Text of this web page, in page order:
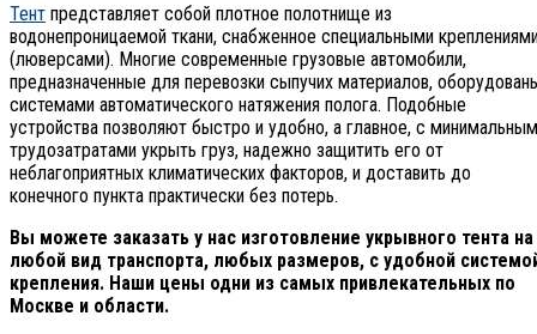
Тент представляет собой плотное полотнище из
водонепроницаемой ткани, снабженное специальными
(люверсами). Многие современные грузовые автомобили,
предназначенные для перевозки сыпучих материалов,
системами автоматического натяжения полога. Подобные
устройства позволяют быстро и удобно, а главное, с
трудозатратами укрыть груз, надежно защитить его от
неблагоприятных климатических факторов, и доставить до
конечного пункта практически без потерь.
Вы можете заказать у нас изготовление укрывного тента на
любой вид транспорта, любых размеров, с удобной
крепления. Наши цены одни из самых привлекательных по
Москве и области.